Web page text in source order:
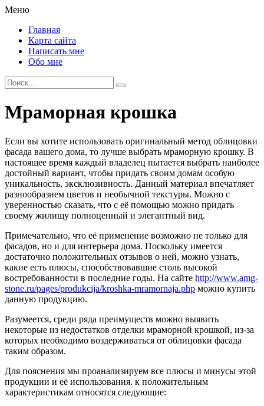
Меню
Главная
Карта сайта
Написать мне
Обо мне
Мраморная крошка
Если вы хотите использовать оригинальный метод облицовки
фасада вашего дома, то лучше выбрать мраморную крошку. В
настоящее время каждый владелец пытается выбрать наиболее
достойный вариант, чтобы придать своим домам особую
уникальность, эксклюзивность. Данный материал впечатляет
разнообразием цветов и необычной текстуры. Можно с
уверенностью сказать, что с её помощью можно придать
своему жилищу полноценный и элегантный вид.
Примечательно, что её применение возможно не только для
фасадов, но и для интерьера дома. Поскольку имеется
достаточно положительных отзывов о ней, можно узнать,
какие есть плюсы, способствовавшие столь высокой
востребованности в последние годы. На сайте http://www.amg-
stone.ru/pages/produkcija/kroshka-mramornaja.php можно купить
данную продукцию.
Разумеется, среди ряда преимуществ можно выявить
некоторые из недостатков отделки мраморной крошкой, из-за
которых необходимо воздерживаться от облицовки фасада
таким образом.
Для пояснения мы проанализируем все плюсы и минусы этой
продукции и её использования. к положительным
характеристикам относятся следующие: